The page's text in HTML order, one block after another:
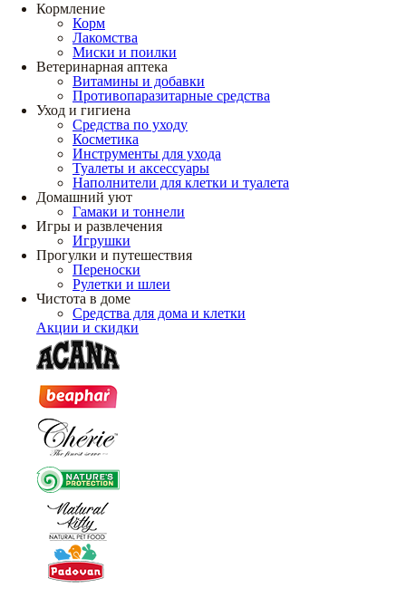
Кормление
Корм
Лакомства
Миски и поилки
Ветеринарная аптека
Витамины и добавки
Противопаразитарные средства
Уход и гигиена
Средства по уходу
Косметика
Инструменты для ухода
Туалеты и аксессуары
Наполнители для клетки и туалета
Домашний уют
Гамаки и тоннели
Игры и развлечения
Игрушки
Прогулки и путешествия
Переноски
Рулетки и шлеи
Чистота в доме
Средства для дома и клетки
Акции и скидки